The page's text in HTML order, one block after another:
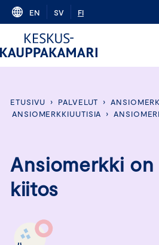
Skip
content
EN SV FI
ETUSIVU › PALVELUT ›
ANSIOMERKKIUUTISIA
›
Ansiomerkki on
kiitos